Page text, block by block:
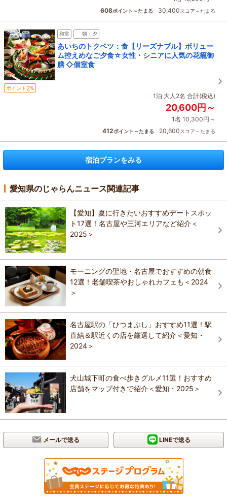
608ポイント～たまる 30,400スコア～たまる
和室 朝・夕
あいちのトクベツ：食【リーズナブル】ボリュー
ム控えめなご夕食☆女性・シニアに人気の花籠御
膳 ◇個室食
ポイント 2%
1泊 大人2名 合計(税込)
20,600円～
1名 10,300円～
412ポイント～たまる 20,600スコア～たまる
宿泊プランをみる
愛知県のじゃらんニュース関連記事
【愛知】夏に行きたいおすすめデートスポッ
ト17選！名古屋や三河エリアなど紹介＜
2025＞
モーニングの聖地・名古屋でおすすめの朝食
12選！老舗喫茶やおしゃれカフェも＜2024
＞
名古屋駅の「ひつまぶし」おすすめ11選！駅
直結＆駅近くの店を厳選して紹介＜愛知・
2024＞
犬山城下町の食べ歩きグルメ11選！おすすめ
店舗をマップ付きで紹介＜愛知・2025＞
メールで送る LINEで送る